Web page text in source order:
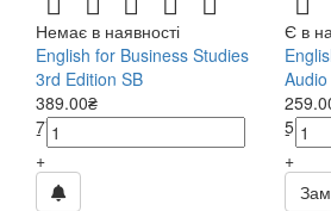
Немає в наявності
English for Business Studies
3rd Edition SB
389.00₴
778.00₴
-
+
Є в
-
+